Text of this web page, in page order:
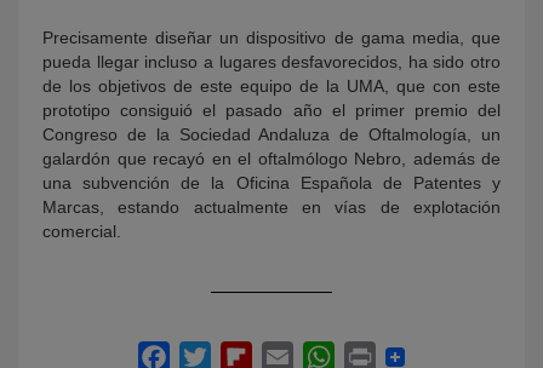
Precisamente diseñar un dispositivo de gama media, que
pueda llegar incluso a lugares desfavorecidos, ha sido otro
de los objetivos de este equipo de la UMA, que con este
prototipo consiguió el pasado año el primer premio del
Congreso de la Sociedad Andaluza de Oftalmología, un
galardón que recayó en el oftalmólogo Nebro, además de
una subvención de la Oficina Española de Patentes y
Marcas, estando actualmente en vías de explotación
comercial.